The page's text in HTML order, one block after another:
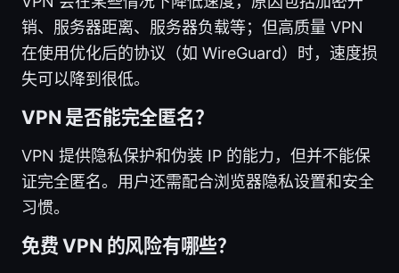
销、服务器距离、服务器负载等；但高质量 VPN
在使用优化后的协议（如 WireGuard）时，速度损
失可以降到很低。
VPN 是否能完全匿名？
VPN 提供隐私保护和伪装 IP 的能力，但并不能保
证完全匿名。用户还需配合浏览器隐私设置和安全
习惯。
免费 VPN 的风险有哪些？